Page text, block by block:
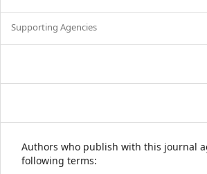
Supporting Agencies
Authors who publish with this journal
following terms: